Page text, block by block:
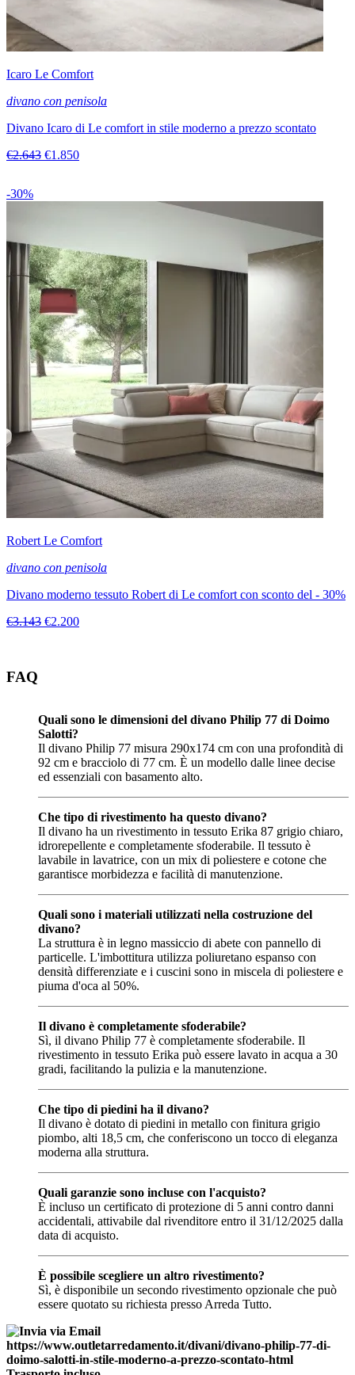
Icaro Le Comfort
divano con penisola
Divano Icaro di Le comfort in stile moderno a prezzo scontato
€2.643 €1.850
-30%
Robert Le Comfort
divano con penisola
Divano moderno tessuto Robert di Le comfort con sconto del - 30%
€3.143 €2.200
FAQ
Quali sono le dimensioni del divano Philip 77 di Doimo
Salotti?
Il divano Philip 77 misura 290x174 cm con una profondità di
92 cm e bracciolo di 77 cm. È un modello dalle linee decise
ed essenziali con basamento alto.
Che tipo di rivestimento ha questo divano?
Il divano ha un rivestimento in tessuto Erika 87 grigio chiaro,
idrorepellente e completamente sfoderabile. Il tessuto è
lavabile in lavatrice, con un mix di poliestere e cotone che
garantisce morbidezza e facilità di manutenzione.
Quali sono i materiali utilizzati nella costruzione del
divano?
La struttura è in legno massiccio di abete con pannello di
particelle. L'imbottitura utilizza poliuretano espanso con
densità differenziate e i cuscini sono in miscela di poliestere e
piuma d'oca al 50%.
Il divano è completamente sfoderabile?
Sì, il divano Philip 77 è completamente sfoderabile. Il
rivestimento in tessuto Erika può essere lavato in acqua a 30
gradi, facilitando la pulizia e la manutenzione.
Che tipo di piedini ha il divano?
Il divano è dotato di piedini in metallo con finitura grigio
piombo, alti 18,5 cm, che conferiscono un tocco di eleganza
moderna alla struttura.
Quali garanzie sono incluse con l'acquisto?
È incluso un certificato di protezione di 5 anni contro danni
accidentali, attivabile dal rivenditore entro il 31/12/2025 dalla
data di acquisto.
È possibile scegliere un altro rivestimento?
Sì, è disponibile un secondo rivestimento opzionale che può
essere quotato su richiesta presso Arreda Tutto.